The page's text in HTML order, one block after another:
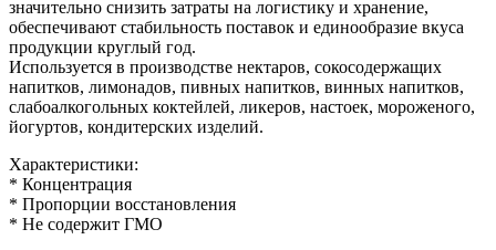
значительно снизить затраты на логистику и хранение,
обеспечивают стабильность поставок и единообразие вкуса
продукции круглый год.
Используется в производстве нектаров, сокосодержащих
напитков, лимонадов, пивных напитков, винных напитков,
слабоалкогольных коктейлей, ликеров, настоек, мороженого,
йогуртов, кондитерских изделий.
Характеристики:
* Концентрация
* Пропорции восстановления
* Не содержит ГМО